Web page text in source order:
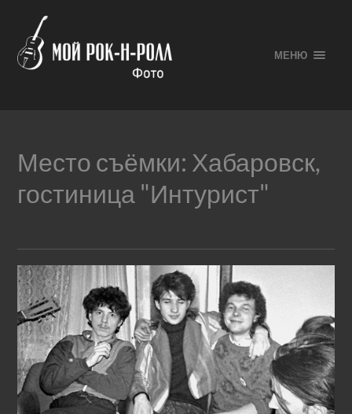
МЕНЮ
Место съёмки: Хабаровск,
гостиница "Интурист"